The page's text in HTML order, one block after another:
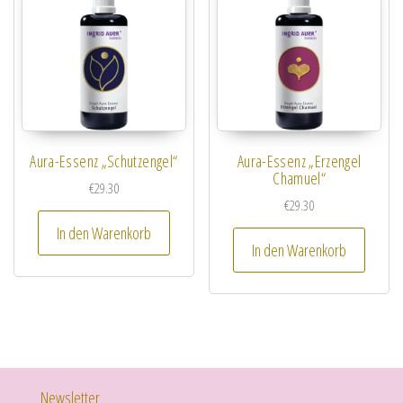
Aura-Essenz „Schutzengel“
€29.30
In den Warenkorb
Aura-Essenz „Erzengel
Chamuel“
€29.30
In den Warenkorb
Newsletter